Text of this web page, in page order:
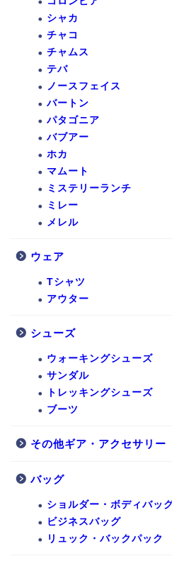
シャカ
チャコ
チャムス
テバ
ノースフェイス
バートン
パタゴニア
バブアー
ホカ
マムート
ミステリーランチ
ミレー
メレル
ウェア
Tシャツ
アウター
シューズ
ウォーキングシューズ
サンダル
トレッキングシューズ
ブーツ
その他ギア・アクセサリー
バッグ
ショルダー・ボディバッ
ビジネスバッグ
リュック・バックパック